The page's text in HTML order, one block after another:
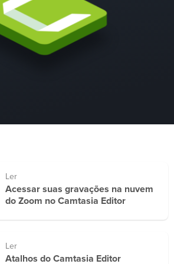
Ler
Acessar suas gravações na nuvem
do Zoom no Camtasia Editor
Ler
Atalhos do Camtasia Editor